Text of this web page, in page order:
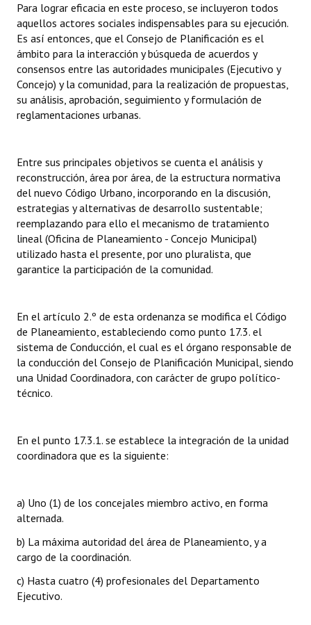
DOCUMENTOS
Informes de Gestión
Proyectos Presentados
Dictámenes Asesoría Letrada
Informes de Unidad Coordinadora
Ejecución Presupuestaria
Actas de Audiencias Públicas
NORMATIVA
Declaraciones
Resoluciones
Resoluciones de Presidencia
Antiguos Pobladores
Registros y Distinciones
Premio al Mérito - Registro
Audiencias Públicas - Registro
Para lograr eficacia en este proceso, se incluyeron todos
aquellos actores sociales indispensables para su ejecución.
Es así entonces, que el Consejo de Planificación es el
ámbito para la interacción y búsqueda de acuerdos y
consensos entre las autoridades municipales (Ejecutivo y
Concejo) y la comunidad, para la realización de propuestas,
su análisis, aprobación, seguimiento y formulación de
reglamentaciones urbanas.
Entre sus principales objetivos se cuenta el análisis y
reconstrucción, área por área, de la estructura normativa
del nuevo Código Urbano, incorporando en la discusión,
estrategias y alternativas de desarrollo sustentable;
reemplazando para ello el mecanismo de tratamiento
lineal (Oficina de Planeamiento - Concejo Municipal)
utilizado hasta el presente, por uno pluralista, que
garantice la participación de la comunidad.
En el artículo 2.º de esta ordenanza se modifica el Código
de Planeamiento, estableciendo como punto 17.3. el
sistema de Conducción, el cual es el órgano responsable de
la conducción del Consejo de Planificación Municipal, siendo
una Unidad Coordinadora, con carácter de grupo político-
técnico.
En el punto 17.3.1. se establece la integración de la unidad
coordinadora que es la siguiente:
a) Uno (1) de los concejales miembro activo, en forma
alternada.
b) La máxima autoridad del área de Planeamiento, y a
cargo de la coordinación.
c) Hasta cuatro (4) profesionales del Departamento
Ejecutivo.